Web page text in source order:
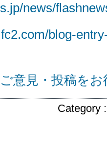
news/
blog-
ご意見・投稿を
Category